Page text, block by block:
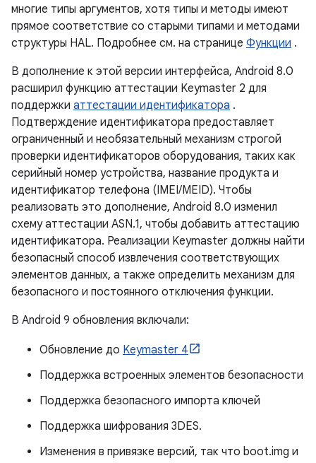
многие типы аргументов, хотя типы и методы имеют
прямое соответствие со старыми типами и методами
структуры HAL. Подробнее см. на странице Функции .
В дополнение к этой версии интерфейса, Android 8.0
расширил функцию аттестации Keymaster 2 для
поддержки аттестации идентификатора .
Подтверждение идентификатора предоставляет
ограниченный и необязательный механизм строгой
проверки идентификаторов оборудования, таких как
серийный номер устройства, название продукта и
идентификатор телефона (IMEI/MEID). Чтобы
реализовать это дополнение, Android 8.0 изменил
схему аттестации ASN.1, чтобы добавить аттестацию
идентификатора. Реализации Keymaster должны найти
безопасный способ извлечения соответствующих
элементов данных, а также определить механизм для
безопасного и постоянного отключения функции.
В Android 9 обновления включали:
Обновление до Keymaster 4
Поддержка встроенных элементов безопасности
Поддержка безопасного импорта ключей
Поддержка шифрования 3DES.
Изменения в привязке версий, так что boot.img и